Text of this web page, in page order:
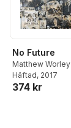
No Future
Matthew Worley
Häftad, 2017
374 kr